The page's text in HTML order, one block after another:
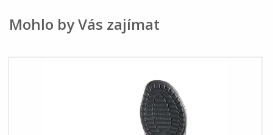
Mohlo by Vás zajímat